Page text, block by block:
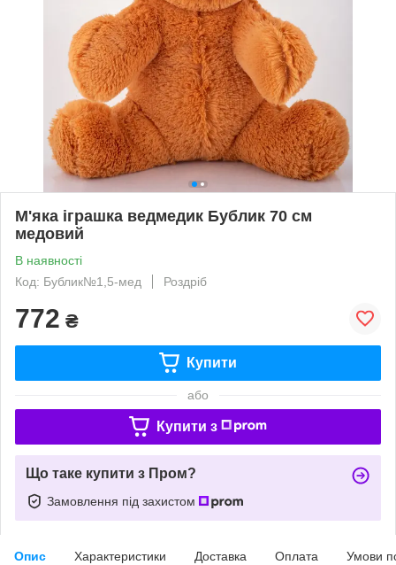
М'яка іграшка ведмедик Бублик 70 см
медовий
В наявності
Код: Бублик№1,5-мед
Роздріб
772 ₴
Купити
або
Купити з
Що таке купити з Пром?
Замовлення під захистом
Опис Характеристики Доставка Оплата Умови